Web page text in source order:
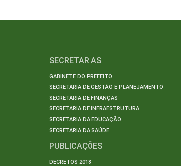
SECRETARIAS
GABINETE DO PREFEITO
SECRETARIA DE GESTÃO E PLANEJAMENTO
SECRETARIA DE FINANÇAS
SECRETARIA DE INFRAESTRUTURA
SECRETARIA DA EDUCAÇÃO
SECRETARIA DA SAÚDE
PUBLICAÇÕES
DECRETOS 2018